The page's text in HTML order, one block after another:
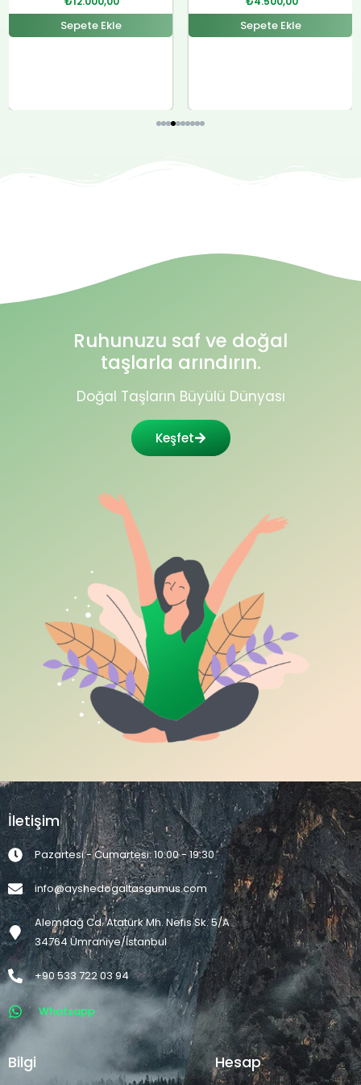
Sepete Ekle Sepete Ekle
Ruhunuzu saf ve doğal
taşlarla arındırın.
Doğal Taşların Büyülü Dünyası
Keşfet
İletişim
Pazartesi - Cumartesi: 10:00 - 19:30
info@ayshedogaltasgumus.com
Alemdağ Cd. Atatürk Mh. Nefis Sk. 5/A
34764 Ümraniye/İstanbul
+90 533 722 03 94
Whatsapp
Bilgi Hesap